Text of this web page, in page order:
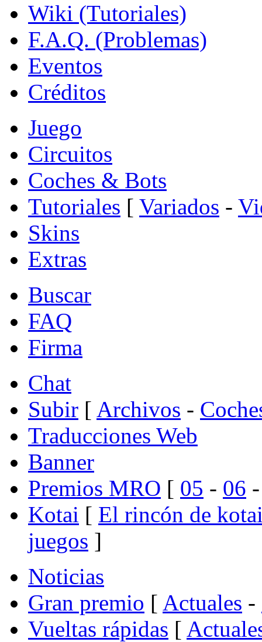
Wiki (Tutoriales)
F.A.Q. (Problemas)
Eventos
Créditos
Juego
Circuitos
Coches & Bots
Tutoriales [ Variados -
Skins
Extras
Buscar
FAQ
Firma
Chat
Subir [ Archivos -
Traducciones Web
Banner
Premios MRO [ 05 - 06
Kotai [ El rincón de
juegos ]
Noticias
Gran premio [ Actuales -
Vueltas rápidas [